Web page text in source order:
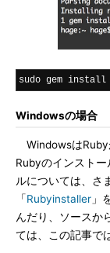
sudo gem install
Windowsの場合
WindowsはRuby
Rubyのインスト
ルについては、さ
「Rubyinstaller 」
んだり、ソースか
ては、この記事で